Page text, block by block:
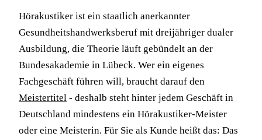
Hörakustiker ist ein staatlich anerkannter
Gesundheitshandwerksberuf mit dreijähriger dualer
Ausbildung, die Theorie läuft gebündelt an der
Bundesakademie in Lübeck. Wer ein eigenes
Fachgeschäft führen will, braucht darauf den
Meistertitel - deshalb steht hinter jedem Geschäft in
Deutschland mindestens ein Hörakustiker-Meister
oder eine Meisterin. Für Sie als Kunde heißt das: Das